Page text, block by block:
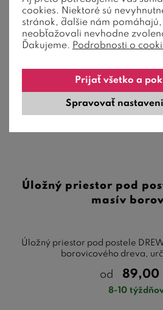
Úložný priestor pod
masív
Úložný priestor pod postele
borovicového dreva,
od 89,00
8-10
cookies. Niektoré sú
stránok, ďalšie nám
neobťažovali nevhodne
Ďakujeme. Podrobnosti o
Spravovať
Prijať všetko a